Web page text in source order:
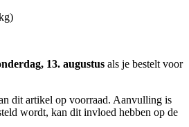
13. augustus als je bestelt voor
dit artikel op voorraad. Aanvulling is
wordt, kan dit invloed hebben op de